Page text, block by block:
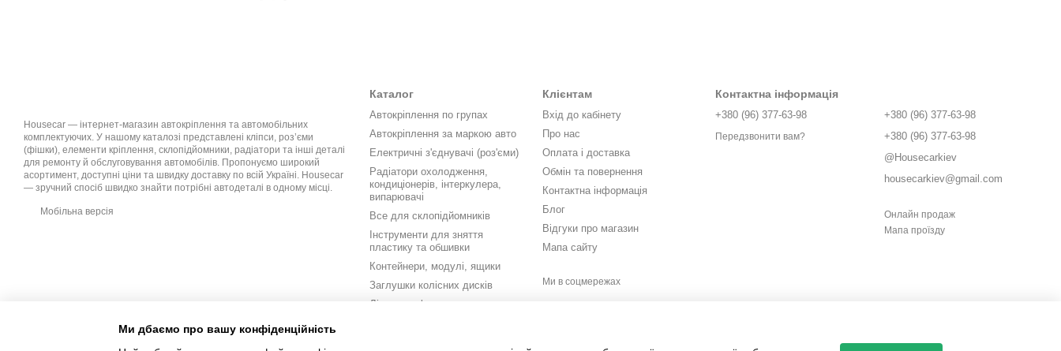
Housecar — інтернет-магазин автокріплення та автомобільних
комплектуючих. У нашому каталозі представлені кліпси, роз’єми
(фішки), елементи кріплення, склопідйомники, радіатори та інші деталі
для ремонту й обслуговування автомобілів. Пропонуємо широкий
асортимент, доступні ціни та швидку доставку по всій Україні. Housecar
— зручний спосіб швидко знайти потрібні автодеталі в одному місці.
Мобільна версія
Каталог
Автокріплення по групах
Автокріплення за маркою авто
Електричні з'єднувачі (роз'єми)
Радіатори охолодження,
кондиціонерів, інтеркулера,
випарювачі
Все для склопідйомників
Інструменти для зняття
пластику та обшивки
Контейнери, модулі, ящики
Заглушки колісних дисків
Літери, цифри, значки,
Клієнтам
Вхід до кабінету
Про нас
Оплата і доставка
Обмін та повернення
Контактна інформація
Блог
Відгуки про магазин
Мапа сайту
Ми в соцмережах
Контактна інформація
+380 (96) 377-63-98
Передзвонити вам?
+380 (96) 377-63-98
+380 (96) 377-63-98
@Housecarkiev
housecarkiev@gmail.com
Онлайн продаж
Мапа проїзду
Ми дбаємо про вашу конфіденційність